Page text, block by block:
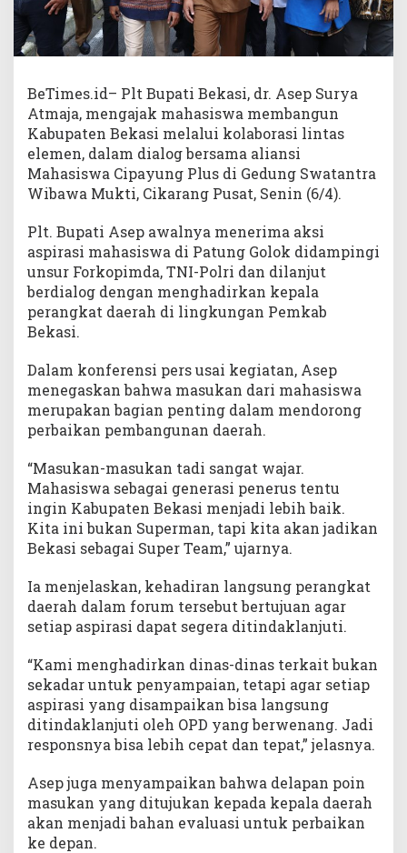
BeTimes.id– Plt Bupati Bekasi, dr. Asep Surya
Atmaja, mengajak mahasiswa membangun
Kabupaten Bekasi melalui kolaborasi lintas
elemen, dalam dialog bersama aliansi
Mahasiswa Cipayung Plus di Gedung Swatantra
Wibawa Mukti, Cikarang Pusat, Senin (6/4).
Plt. Bupati Asep awalnya menerima aksi
aspirasi mahasiswa di Patung Golok didampingi
unsur Forkopimda, TNI-Polri dan dilanjut
berdialog dengan menghadirkan kepala
perangkat daerah di lingkungan Pemkab
Bekasi.
Dalam konferensi pers usai kegiatan, Asep
menegaskan bahwa masukan dari mahasiswa
merupakan bagian penting dalam mendorong
perbaikan pembangunan daerah.
“Masukan-masukan tadi sangat wajar.
Mahasiswa sebagai generasi penerus tentu
ingin Kabupaten Bekasi menjadi lebih baik.
Kita ini bukan Superman, tapi kita akan jadikan
Bekasi sebagai Super Team,” ujarnya.
Ia menjelaskan, kehadiran langsung perangkat
daerah dalam forum tersebut bertujuan agar
setiap aspirasi dapat segera ditindaklanjuti.
“Kami menghadirkan dinas-dinas terkait bukan
sekadar untuk penyampaian, tetapi agar setiap
aspirasi yang disampaikan bisa langsung
ditindaklanjuti oleh OPD yang berwenang. Jadi
responsnya bisa lebih cepat dan tepat,” jelasnya.
Asep juga menyampaikan bahwa delapan poin
masukan yang ditujukan kepada kepala daerah
akan menjadi bahan evaluasi untuk perbaikan
ke depan.